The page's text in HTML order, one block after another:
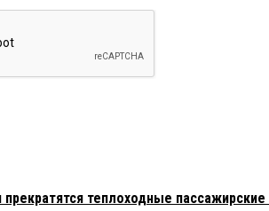
30 октября 2025 в 05:54:
пути «из варяг в греки» по Иртышу
море»? А? Губернатор? Объясните
видимо все-же...а так-же безудержной
ваши связи и
теплоходные